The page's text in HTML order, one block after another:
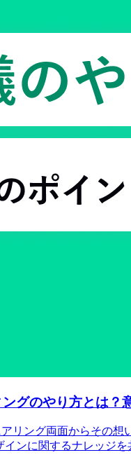
グのやり方とは？
リング両面からその
ンに関するナレッジを